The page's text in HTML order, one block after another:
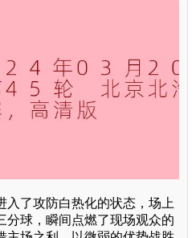
入了攻防白热化的状态，场上
分球，瞬间点燃了现场观众的